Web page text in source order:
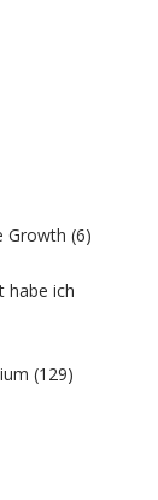
Growth (6)
habe ich
(129)